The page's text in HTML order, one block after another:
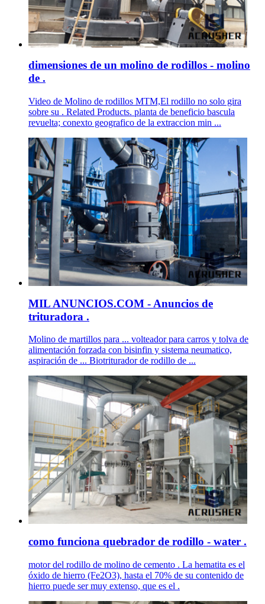
dimensiones de un molino de rodillos - molino
de .
Video de Molino de rodillos MTM,El rodillo no solo gira
sobre su . Related Products. planta de beneficio bascula
revuelta; conexto geografico de la extraccion min ...
MIL ANUNCIOS.COM - Anuncios de
trituradora .
Molino de martillos para ... volteador para carros y tolva de
alimentación forzada con bisinfin y sistema neumatico,
aspiración de ... Biotriturador de rodillo de ...
como funciona quebrador de rodillo - water .
motor del rodillo de molino de cemento . La hematita es el
óxido de hierro (Fe2O3), hasta el 70% de su contenido de
hierro puede ser muy extenso, que es el .